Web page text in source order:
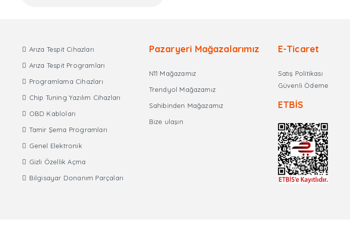
Arıza Tespit Cihazları
Arıza Tespit Programları
Programlama Cihazları
Chip Tuning Yazılım Cihazları
OBD Kabloları
Tamir Şema Programları
Genel Elektronik
Gizli Özellik Açma
Bilgisayar Donanım Parçaları
Pazaryeri Mağazalarımız
N11 Mağazamız
Trendyol Mağazamız
Sahibinden Mağazamız
Bize ulaşın
E-Ticaret
Satış Politikası
Güvenli Ödeme
ETBİS